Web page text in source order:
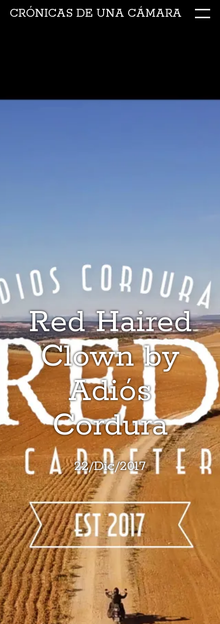
CRÓNICAS DE UNA CÁMARA
Red Haired
Clown by
Adiós
Cordura
22/Dic/2017